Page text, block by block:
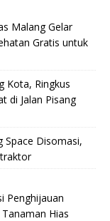
Malang Gelar
Gratis untuk
Kota, Ringkus
di Jalan Pisang
Space Disomasi,
Penghijauan
Hias